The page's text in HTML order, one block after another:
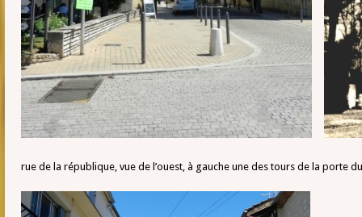
rue de la république, vue de l’ouest, à gauche une des tours de la porte